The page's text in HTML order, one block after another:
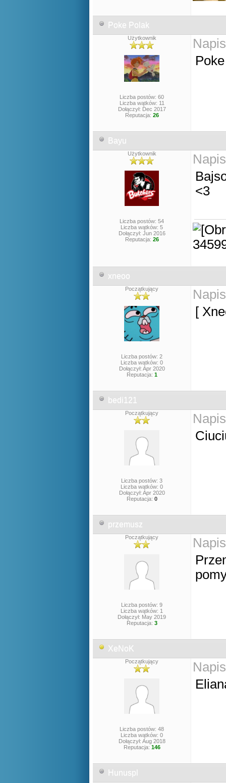
Poke Polak
Użytkownik
Liczba postów: 60
Liczba wątków: 11
Dołączył: Dec 2017
Reputacja: 26
Bayu
Użytkownik
Liczba postów: 54
Liczba wątków: 5
Dołączył: Jun 2016
Reputacja: 26
<3
xneoo
Początkujący
Liczba postów: 2
Liczba wątków: 0
Dołączył: Apr 2020
Reputacja: 1
[
bedi121
Początkujący
Liczba postów: 3
Liczba wątków: 0
Dołączył: Apr 2020
Reputacja: 0
przemusz
Początkujący
Liczba postów: 9
Liczba wątków: 1
Dołączył: May 2019
Reputacja: 3
XeNoK
Początkujący
Liczba postów: 48
Liczba wątków: 0
Dołączył: Aug 2018
Reputacja: 146
Hunuspl